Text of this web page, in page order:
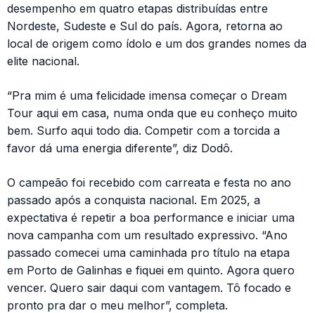
desempenho em quatro etapas distribuídas entre
Nordeste, Sudeste e Sul do país. Agora, retorna ao
local de origem como ídolo e um dos grandes nomes da
elite nacional.
“Pra mim é uma felicidade imensa começar o Dream
Tour aqui em casa, numa onda que eu conheço muito
bem. Surfo aqui todo dia. Competir com a torcida a
favor dá uma energia diferente”, diz Dodô.
O campeão foi recebido com carreata e festa no ano
passado após a conquista nacional. Em 2025, a
expectativa é repetir a boa performance e iniciar uma
nova campanha com um resultado expressivo. “Ano
passado comecei uma caminhada pro título na etapa
em Porto de Galinhas e fiquei em quinto. Agora quero
vencer. Quero sair daqui com vantagem. Tô focado e
pronto pra dar o meu melhor”, completa.